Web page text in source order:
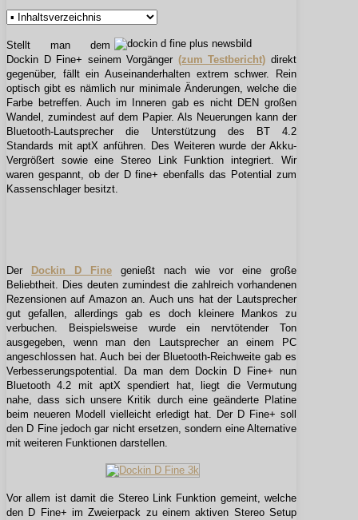
Stellt man dem
Dockin D Fine+ seinem Vorgänger (zum Testbericht) direkt
gegenüber, fällt ein Auseinanderhalten extrem schwer. Rein
optisch gibt es nämlich nur minimale Änderungen, welche die
Farbe betreffen. Auch im Inneren gab es nicht DEN großen
Wandel, zumindest auf dem Papier. Als Neuerungen kann der
Bluetooth-Lautsprecher die Unterstützung des BT 4.2
Standards mit aptX anführen. Des Weiteren wurde der Akku-
Vergrößert sowie eine Stereo Link Funktion integriert. Wir
waren gespannt, ob der D fine+ ebenfalls das Potential zum
Kassenschlager besitzt.
Der Dockin D Finegenießt nach wie vor eine große
Beliebtheit. Dies deuten zumindest die zahlreich vorhandenen
Rezensionen auf Amazon an. Auch uns hat der Lautsprecher
gut gefallen, allerdings gab es doch kleinere Mankos zu
verbuchen. Beispielsweise wurde ein nervtötender Ton
ausgegeben, wenn man den Lautsprecher an einem PC
angeschlossen hat. Auch bei der Bluetooth-Reichweite gab es
Verbesserungspotential. Da man dem Dockin D Fine+ nun
Bluetooth 4.2 mit aptX spendiert hat, liegt die Vermutung
nahe, dass sich unsere Kritik durch eine geänderte Platine
beim neueren Modell vielleicht erledigt hat. Der D Fine+ soll
den D Fine jedoch gar nicht ersetzen, sondern eine Alternative
mit weiteren Funktionen darstellen.
Vor allem ist damit die Stereo Link Funktion gemeint, welche
den D Fine+ im Zweierpack zu einem aktiven Stereo Setup